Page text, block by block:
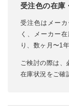
受注色の在庫
受注色はメー
く、メーカー
り、数ヶ月〜1
ご検討の際は、
在庫状況をご確